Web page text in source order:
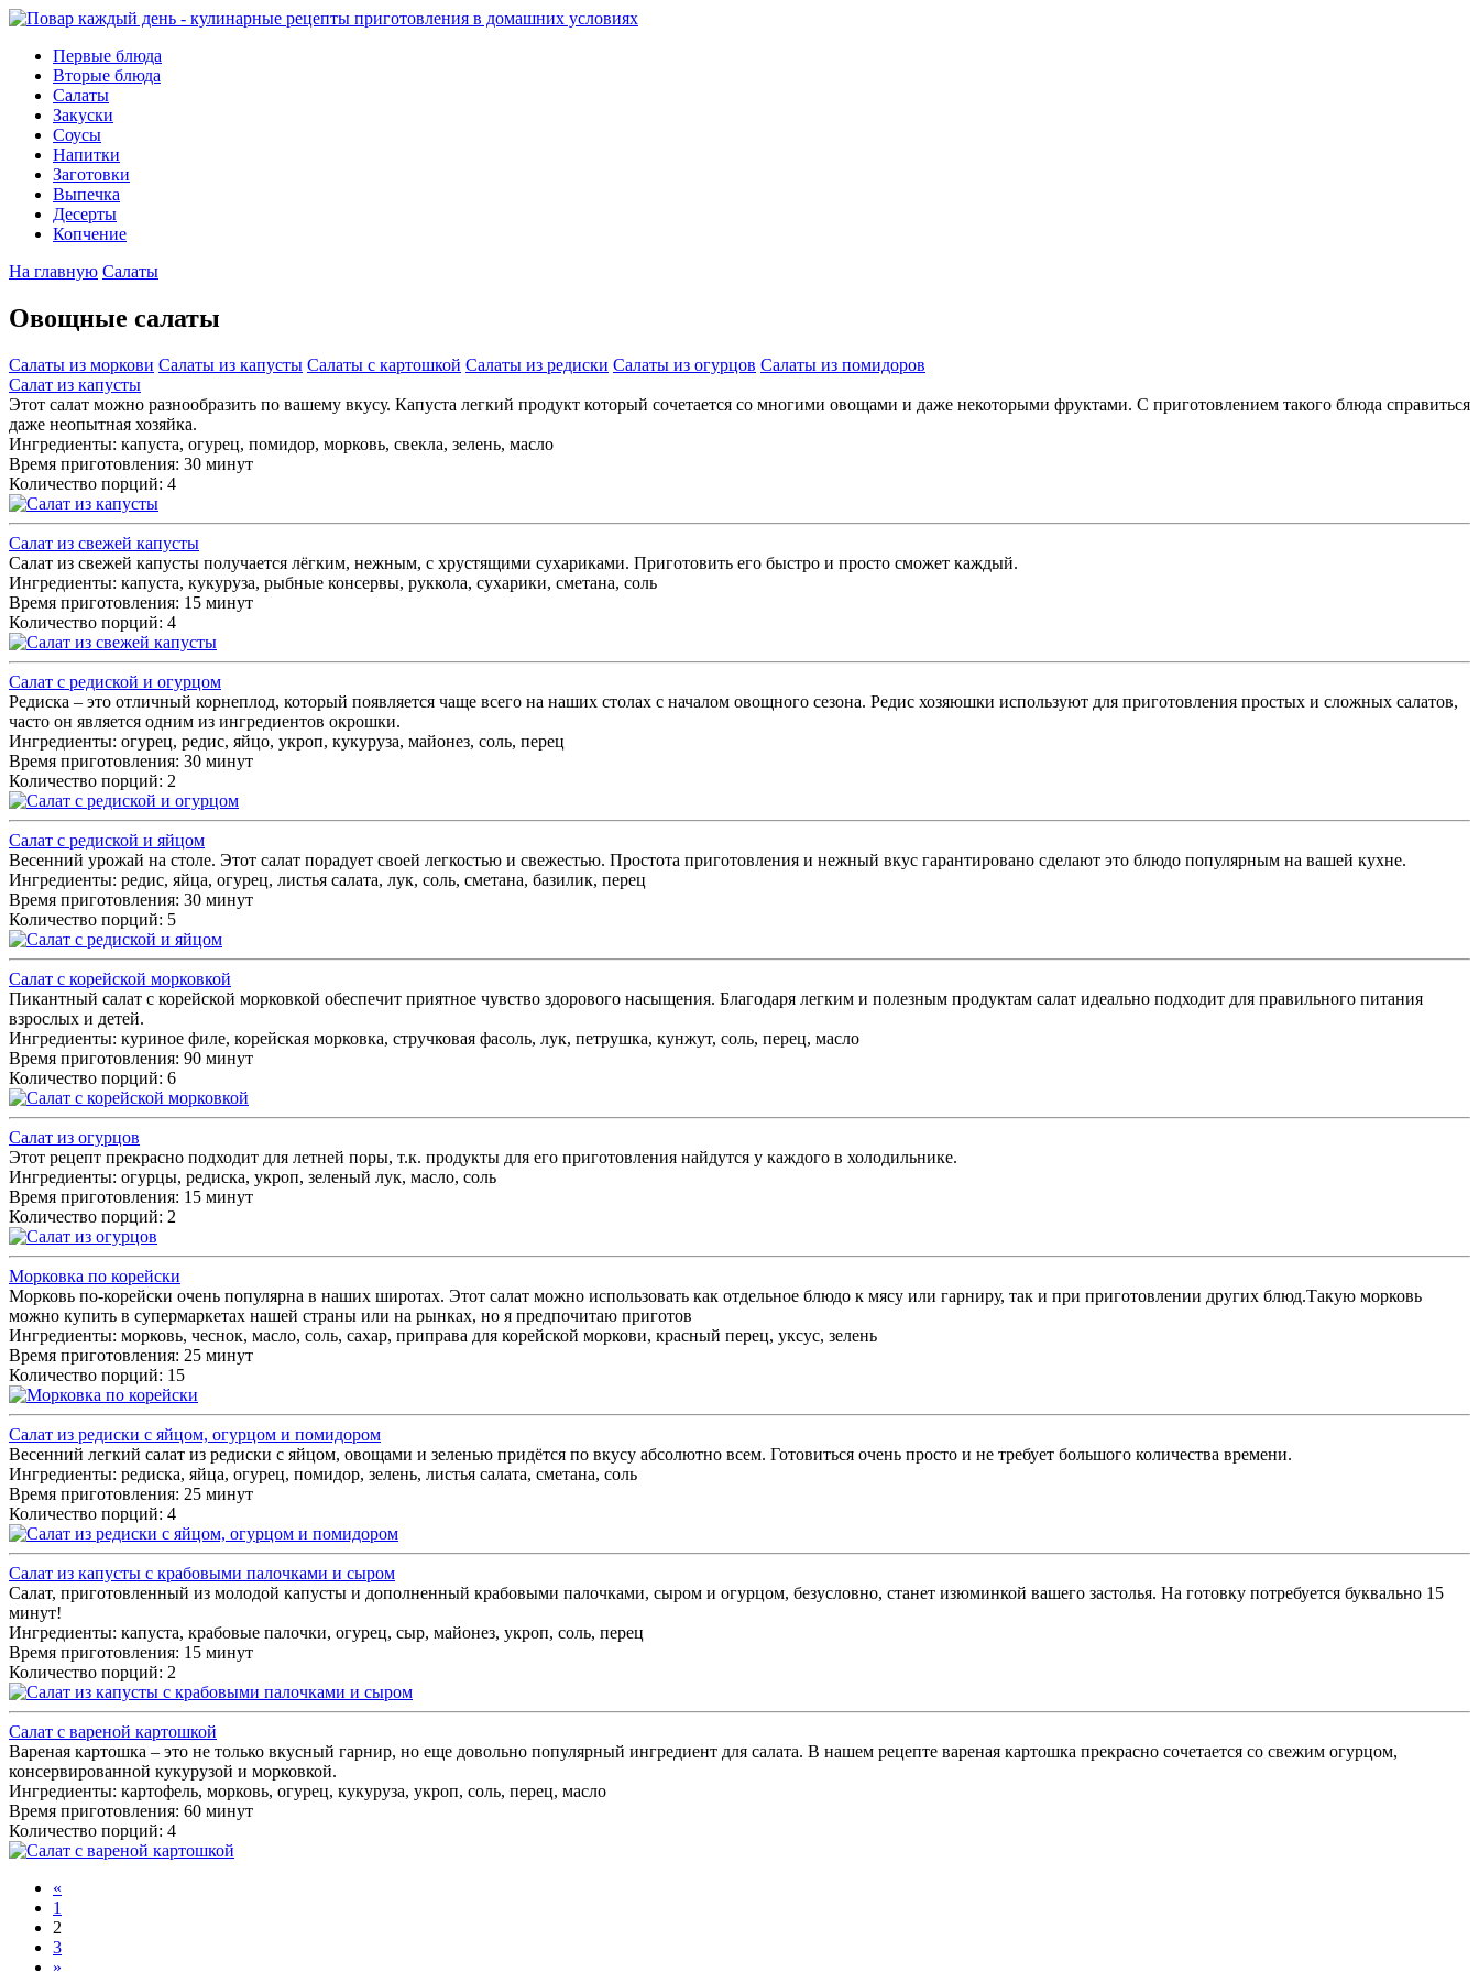
Первые блюда
Вторые блюда
Салаты
Закуски
Соусы
Напитки
Заготовки
Выпечка
Десерты
Копчение
На главную Салаты
Овощные салаты
Салаты из моркови Салаты из капусты Салаты с картошкой Салаты из редиски Салаты из огурцов Салаты из помидоров
Салат из капусты
Этот салат можно разнообразить по вашему вкусу. Капуста легкий продукт который сочетается со многими овощами и даже некоторыми фруктами. С приготовлением такого блюда справиться
даже неопытная хозяйка.
Ингредиенты: капуста, огурец, помидор, морковь, свекла, зелень, масло
Время приготовления: 30 минут
Количество порций: 4
Салат из свежей капусты
Салат из свежей капусты получается лёгким, нежным, с хрустящими сухариками. Приготовить его быстро и просто сможет каждый.
Ингредиенты: капуста, кукуруза, рыбные консервы, руккола, сухарики, сметана, соль
Время приготовления: 15 минут
Количество порций: 4
Салат с редиской и огурцом
Редиска – это отличный корнеплод, который появляется чаще всего на наших столах с началом овощного сезона. Редис хозяюшки используют для приготовления простых и сложных салатов,
часто он является одним из ингредиентов окрошки.
Ингредиенты: огурец, редис, яйцо, укроп, кукуруза, майонез, соль, перец
Время приготовления: 30 минут
Количество порций: 2
Салат с редиской и яйцом
Весенний урожай на столе. Этот салат порадует своей легкостью и свежестью. Простота приготовления и нежный вкус гарантировано сделают это блюдо популярным на вашей кухне.
Ингредиенты: редис, яйца, огурец, листья салата, лук, соль, сметана, базилик, перец
Время приготовления: 30 минут
Количество порций: 5
Салат с корейской морковкой
Пикантный салат с корейской морковкой обеспечит приятное чувство здорового насыщения. Благодаря легким и полезным продуктам салат идеально подходит для правильного питания
взрослых и детей.
Ингредиенты: куриное филе, корейская морковка, стручковая фасоль, лук, петрушка, кунжут, соль, перец, масло
Время приготовления: 90 минут
Количество порций: 6
Салат из огурцов
Этот рецепт прекрасно подходит для летней поры, т.к. продукты для его приготовления найдутся у каждого в холодильнике.
Ингредиенты: огурцы, редиска, укроп, зеленый лук, масло, соль
Время приготовления: 15 минут
Количество порций: 2
Морковка по корейски
Морковь по-корейски очень популярна в наших широтах. Этот салат можно использовать как отдельное блюдо к мясу или гарниру, так и при приготовлении других блюд.Такую морковь
можно купить в супермаркетах нашей страны или на рынках, но я предпочитаю приготов
Ингредиенты: морковь, чеснок, масло, соль, сахар, приправа для корейской моркови, красный перец, уксус, зелень
Время приготовления: 25 минут
Количество порций: 15
Салат из редиски с яйцом, огурцом и помидором
Весенний легкий салат из редиски с яйцом, овощами и зеленью придётся по вкусу абсолютно всем. Готовиться очень просто и не требует большого количества времени.
Ингредиенты: редиска, яйца, огурец, помидор, зелень, листья салата, сметана, соль
Время приготовления: 25 минут
Количество порций: 4
Салат из капусты с крабовыми палочками и сыром
Салат, приготовленный из молодой капусты и дополненный крабовыми палочками, сыром и огурцом, безусловно, станет изюминкой вашего застолья. На готовку потребуется буквально 15
минут!
Ингредиенты: капуста, крабовые палочки, огурец, сыр, майонез, укроп, соль, перец
Время приготовления: 15 минут
Количество порций: 2
Салат с вареной картошкой
Вареная картошка – это не только вкусный гарнир, но еще довольно популярный ингредиент для салата. В нашем рецепте вареная картошка прекрасно сочетается со свежим огурцом,
консервированной кукурузой и морковкой.
Ингредиенты: картофель, морковь, огурец, кукуруза, укроп, соль, перец, масло
Время приготовления: 60 минут
Количество порций: 4
«
1
2
3
»